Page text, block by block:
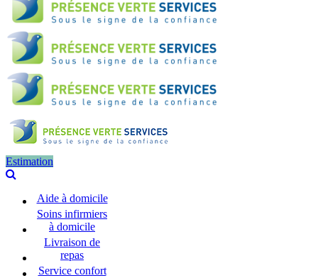
Estimation
Aide à domicile
Soins infirmiers
à domicile
Livraison de
repas
Service confort